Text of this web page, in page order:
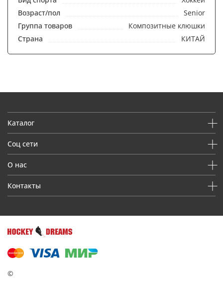
Возраст/пол
Senior
Группа товаров
Композитные клюшки
Страна
КИТАЙ
Каталог
Соц сети
О нас
Контакты
©